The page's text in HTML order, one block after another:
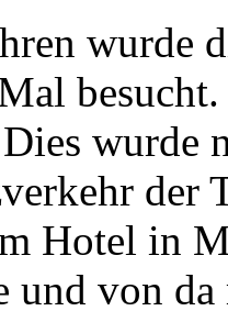
wurde
wurde
Hotel in
und von